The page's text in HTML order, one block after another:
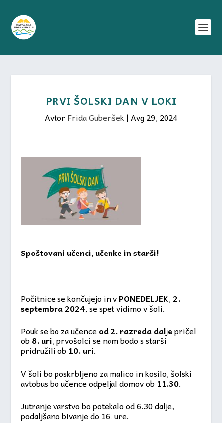
PRVI ŠOLSKI DAN V LOKI
Avtor Frida Gubenšek|Avg 29, 2024
Spoštovani učenci, učenke in starši!
Počitnice se končujejo in vPONEDELJEK, 2.
septembra 2024, se spet vidimo v šoli.
Pouk se bo za učenceod 2. razreda daljepričel
ob8. uri, prvošolci se nam bodo s starši
pridružili ob 10. uri.
V šoli bo poskrbljeno za malico in kosilo, šolski
avtobus bo učence odpeljal domov ob 11.30.
Jutranje varstvo bo potekalo od 6.30 dalje,
podaljšano bivanje do 16. ure.